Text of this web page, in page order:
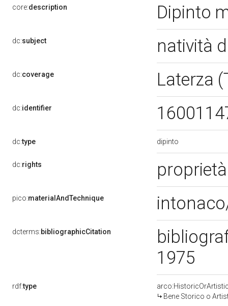
core:description Dipinto
dc:subject natività
dc:coverage Laterza
dc:identifier
dc:type dipinto
dc:rights
pico:materialAndTechnique
dcterms:bibliographicCitation
1975
rdf:type
Bene Storico o